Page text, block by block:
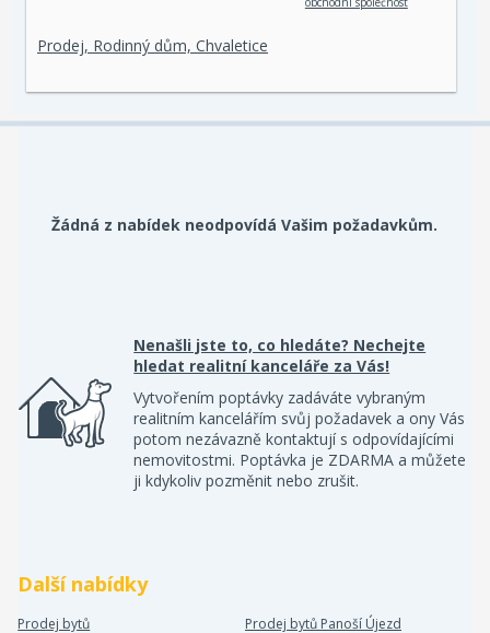
Prodej, Rodinný dům, Chvaletice
Žádná z nabídek neodpovídá Vašim požadavkům.
Nenašli jste to, co hledáte? Nechejte
hledat realitní kanceláře za Vás!
Vytvořením poptávky zadáváte vybraným
realitním kancelářím svůj požadavek a ony Vás
potom nezávazně kontaktují s odpovídajícími
nemovitostmi. Poptávka je ZDARMA a můžete
ji kdykoliv pozměnit nebo zrušit.
Další nabídky
Prodej bytů
Prodej bytů Panoší Újezd